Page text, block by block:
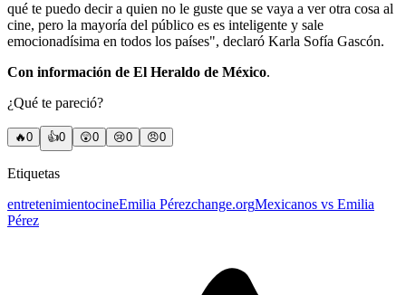
qué te puedo decir a quien no le guste que se vaya a ver otra cosa al
cine, pero la mayoría del público es es inteligente y sale
emocionadísima en todos los países", declaró Karla Sofía Gascón.
Con información de El Heraldo de México.
¿Qué te pareció?
🔥0 👍0 😲0 😢0 😠0
Etiquetas
entretenimientocineEmilia Pérezchange.orgMexicanos vs Emilia
Pérez